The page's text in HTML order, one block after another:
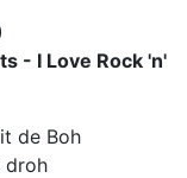
- I Love Rock 'n'
de Boh
droh